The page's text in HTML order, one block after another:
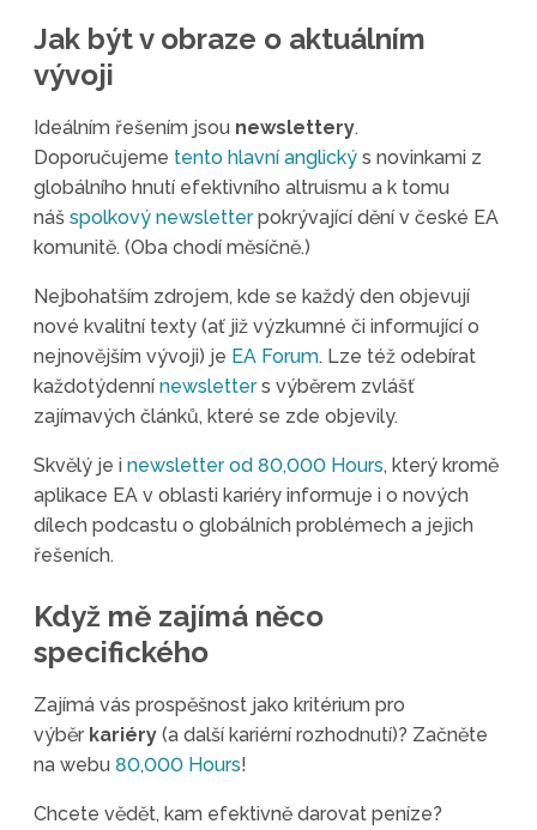
Jak být v obraze o aktuálním
vývoji
Ideálním řešením jsou newslettery.
Doporučujeme tento hlavní anglický s novinkami z
globálního hnutí efektivního altruismu a k tomu
náš spolkový newsletterpokrývající dění v české EA
komunitě. (Oba chodí měsíčně.)
Nejbohatším zdrojem, kde se každý den objevují
nové kvalitní texty (ať již výzkumné či informující o
nejnovějším vývoji) je EA Forum. Lze též odebírat
každotýdenní newsletters výběrem zvlášť
zajímavých článků, které se zde objevily.
Skvělý je i newsletter od 80,000 Hours, který kromě
aplikace EA v oblasti kariéry informuje i o nových
dílech podcastu o globálních problémech a jejich
řešeních.
Když mě zajímá něco
specifického
Zajímá vás prospěšnost jako kritérium pro
výběr kariéry (a další kariérní rozhodnutí)? Začněte
na webu 80,000 Hours!
Chcete vědět, kam efektivně darovat peníze?